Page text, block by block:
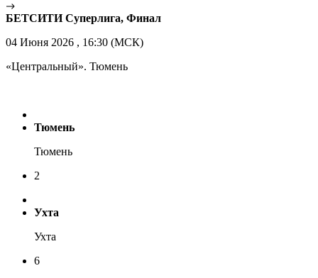
БЕТСИТИ Суперлига, Финал
04 Июня 2026 , 16:30 (МСК)
«Центральный». Тюмень
Тюмень
Тюмень
2
Ухта
Ухта
6